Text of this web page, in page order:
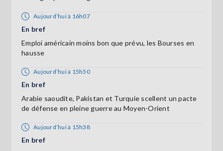
Aujourd’hui à 16h07
En bref
Emploi américain moins bon que prévu, les Bourses en
hausse
Aujourd’hui à 15h50
En bref
Arabie saoudite, Pakistan et Turquie scellent un pacte
de défense en pleine guerre au Moyen-Orient
Aujourd’hui à 15h38
En bref